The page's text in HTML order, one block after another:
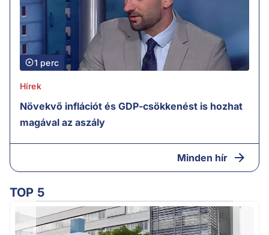
1 perc
Hírek
Növekvő inflációt és GDP-csökkenést is hozhat
magával az aszály
Minden hír
TOP 5